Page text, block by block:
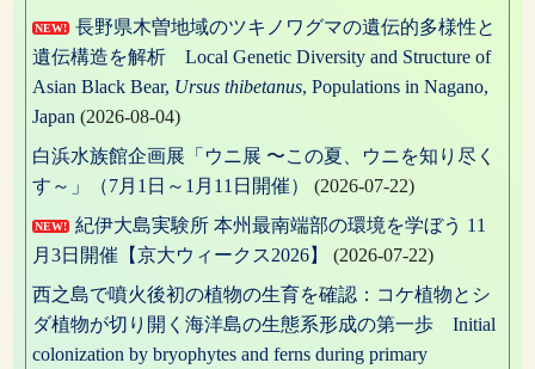
NEW!
長野県木曽地域のツキノワグマの遺伝的多様性と
遺伝構造を解析 Local Genetic Diversity and Structure of
Asian Black Bear, Ursus thibetanus, Populations in Nagano,
Japan (2026-08-04)
白浜水族館企画展「ウニ展 〜この夏、ウニを知り尽く
す～」（7月1日～1月11日開催）
(2026-07-22)
NEW!
紀伊大島実験所 本州最南端部の環境を学ぼう 11
月3日開催【京大ウィークス2026】
(2026-07-22)
西之島で噴火後初の植物の生育を確認：コケ植物とシ
ダ植物が切り開く海洋島の生態系形成の第一歩 Initial
colonization by bryophytes and ferns during primary